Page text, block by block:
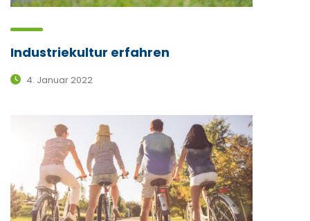
Industriekultur erfahren
4. Januar 2022